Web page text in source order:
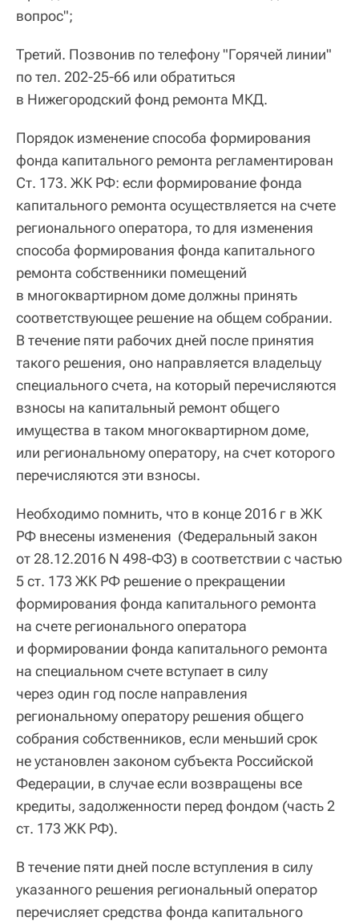
вопрос";
Третий. Позвонив по телефону "Горячей линии"
по тел. 202-25-66 или обратиться
в Нижегородский фонд ремонта МКД.
Порядок изменение способа формирования
фонда капитального ремонта регламентирован
Ст. 173. ЖК РФ: если формирование фонда
капитального ремонта осуществляется на счете
регионального оператора, то для изменения
способа формирования фонда капитального
ремонта собственники помещений
в многоквартирном доме должны принять
соответствующее решение на общем собрании.
В течение пяти рабочих дней после принятия
такого решения, оно направляется владельцу
специального счета, на который перечисляются
взносы на капитальный ремонт общего
имущества в таком многоквартирном доме,
или региональному оператору, на счет которого
перечисляются эти взносы.
Необходимо помнить, что в конце 2016 г в ЖК
РФ внесены изменения (Федеральный закон
от 28.12.2016 N 498-ФЗ) в соответствии с частью
5 ст. 173 ЖК РФ решение о прекращении
формирования фонда капитального ремонта
на счете регионального оператора
и формировании фонда капитального ремонта
на специальном счете вступает в силу
через один год после направления
региональному оператору решения общего
собрания собственников, если меньший срок
не установлен законом субъекта Российской
Федерации, в случае если возвращены все
кредиты, задолженности перед фондом (часть 2
ст. 173 ЖК РФ).
В течение пяти дней после вступления в силу
указанного решения региональный оператор
перечисляет средства фонда капитального